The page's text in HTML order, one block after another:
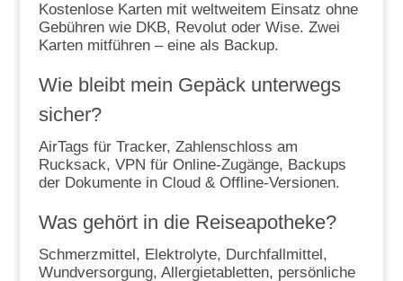
Kostenlose Karten mit weltweitem Einsatz ohne
Gebühren wie DKB, Revolut oder Wise. Zwei
Karten mitführen – eine als Backup.
Wie bleibt mein Gepäck unterwegs
sicher?
AirTags für Tracker, Zahlenschloss am
Rucksack, VPN für Online-Zugänge, Backups
der Dokumente in Cloud & Offline-Versionen.
Was gehört in die Reiseapotheke?
Schmerzmittel, Elektrolyte, Durchfallmittel,
Wundversorgung, Allergietabletten, persönliche